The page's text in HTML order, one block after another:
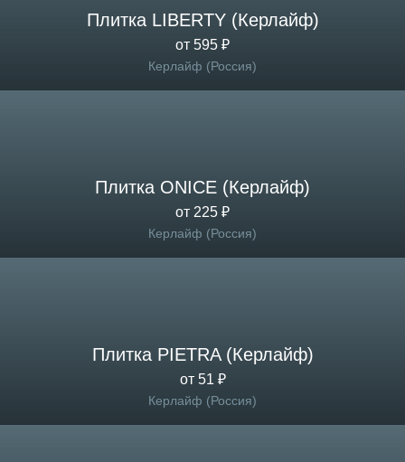
Плитка LIBERTY (Керлайф)
от 595 ₽
Керлайф (Россия)
Плитка ONICE (Керлайф)
от 225 ₽
Керлайф (Россия)
Плитка PIETRA (Керлайф)
от 51 ₽
Керлайф (Россия)